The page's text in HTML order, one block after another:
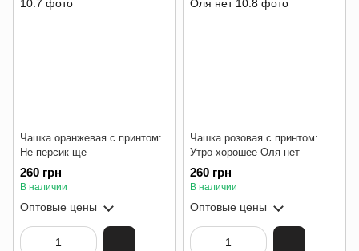
Чашка оранжевая с принтом:
Не персик ще
260 грн
В наличии
Оптовые цены
Чашка розовая с принтом:
Утро хорошее Оля нет
260 грн
В наличии
Оптовые цены